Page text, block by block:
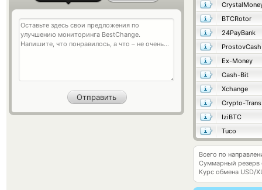
BTCRotor
24PayBank
ProstovCash
Ex-Money
Cash-Bit
Xchange
Crypto-Trans
IziBTC
Tuco
Всего по
Суммарный резерв
Курс обмена USD/